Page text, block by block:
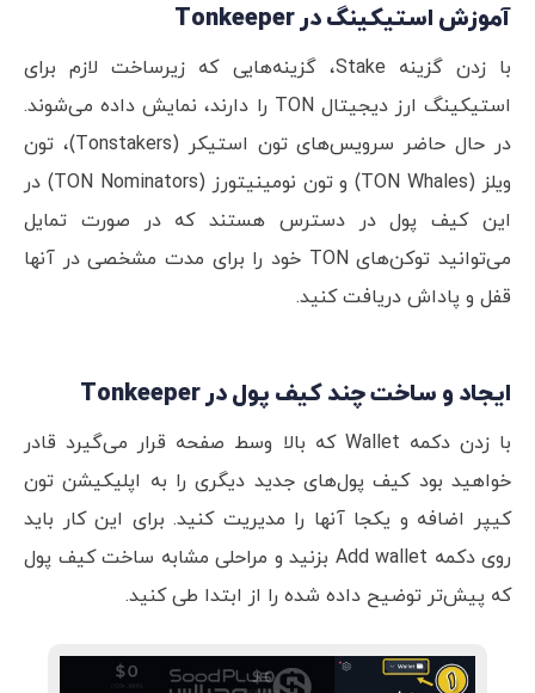
آموزش استیکینگ در Tonkeeper
با زدن گزینه Stake، گزینه‌هایی که زیرساخت لازم برای
استیکینگ ارز دیجیتال TON را دارند، نمایش داده می‌شوند.
در حال حاضر سرویس‌های تون استیکر (Tonstakers)، تون
ویلز (TON Whales) و تون نومینیتورز (TON Nominators) در
این کیف پول در دسترس هستند که در صورت تمایل
می‌توانید توکن‌های TON خود را برای مدت مشخصی در آنها
قفل و پاداش دریافت کنید.
ایجاد و ساخت چند کیف پول در Tonkeeper
با زدن دکمه Wallet که بالا وسط صفحه قرار می‌گیرد قادر
خواهید بود کیف پول‌های جدید دیگری را به اپلیکیشن تون
کیپر اضافه و یکجا آنها را مدیریت کنید. برای این کار باید
روی دکمه Add wallet بزنید و مراحلی مشابه ساخت کیف پول
که پیش‌تر توضیح داده شده را از ابتدا طی کنید.